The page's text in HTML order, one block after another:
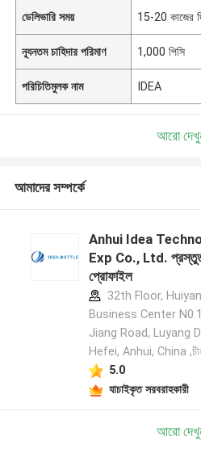
ডেলিভারি সময় 15-20 কাজের
ন্যূনতম চাহিদার পরিমাণ 1,000 পিসি
পরিচিতিমুলক নাম IDEA
আরো
আমাদের সম্পর্কে
Anhui Idea
Exp Co., Ltd.
প্রোফাইল
32th Floor,
Business Center
Jiang Road, Luyang
Hefei, Anhui, China
5.0
যাচাইকৃত সরবরাহকারী
আরো